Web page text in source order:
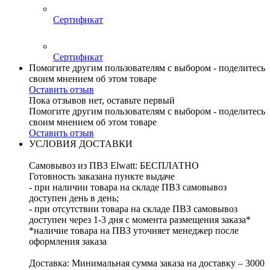
Сертификат
Сертификат
Помогите другим пользователям с выбором - поделитесь
своим мнением об этом товаре
Оставить отзыв
Пока отзывов нет, оставьте первый
Помогите другим пользователям с выбором - поделитесь
своим мнением об этом товаре
Оставить отзыв
УСЛОВИЯ ДОСТАВКИ
Самовывоз из ПВЗ Elwatt: БЕСПЛАТНО
Готовность заказана пункте выдаче
- при наличии товара на складе ПВЗ самовывоз
доступен день в день;
- при отсутствии товара на складе ПВЗ самовывоз
доступен через 1-3 дня с момента размещения заказа*
*наличие товара на ПВЗ уточняет менеджер после
оформления заказа
Доставка: Минимальная сумма заказа на доставку – 3000